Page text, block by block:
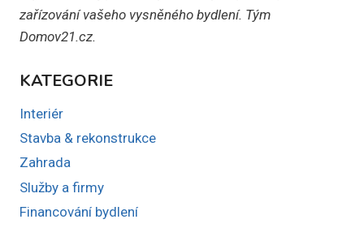
zařízování vašeho vysněného bydlení. Tým
Domov21.cz.
KATEGORIE
Interiér
Stavba & rekonstrukce
Zahrada
Služby a firmy
Financování bydlení